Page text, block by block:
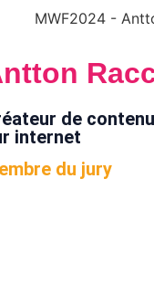
de
internet
du jury